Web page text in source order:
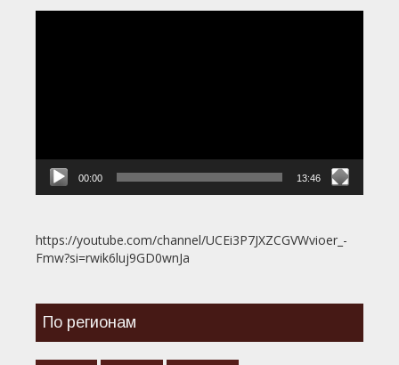
00:00 13:46
https://youtube.com/channel/UCEi3P7JXZCGVWvioer_-
Fmw?si=rwik6luj9GD0wnJa
По регионам